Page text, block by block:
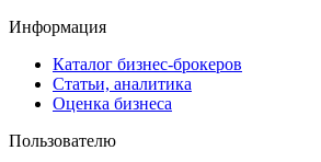
Информация
Каталог бизнес-брокеров
Статьи, аналитика
Оценка бизнеса
Пользователю